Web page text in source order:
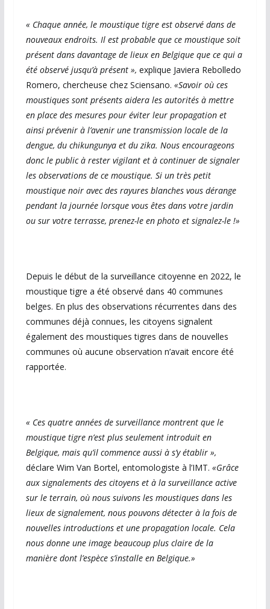
« Chaque année, le moustique tigre est observé dans de
nouveaux endroits. Il est probable que ce moustique soit
présent dans davantage de lieux en Belgique que ce qui a
été observé jusqu’à présent », explique Javiera Rebolledo
Romero, chercheuse chez Sciensano. «Savoir où ces
moustiques sont présents aidera les autorités à mettre
en place des mesures pour éviter leur propagation et
ainsi prévenir à l’avenir une transmission locale de la
dengue, du chikungunya et du zika. Nous encourageons
donc le public à rester vigilant et à continuer de signaler
les observations de ce moustique. Si un très petit
moustique noir avec des rayures blanches vous dérange
pendant la journée lorsque vous êtes dans votre jardin
ou sur votre terrasse, prenez-le en photo et signalez-le !»
Depuis le début de la surveillance citoyenne en 2022, le
moustique tigre a été observé dans 40 communes
belges. En plus des observations récurrentes dans des
communes déjà connues, les citoyens signalent
également des moustiques tigres dans de nouvelles
communes où aucune observation n’avait encore été
rapportée.
« Ces quatre années de surveillance montrent que le
moustique tigre n’est plus seulement introduit en
Belgique, mais qu’il commence aussi à s’y établir »,
déclare Wim Van Bortel, entomologiste à l’IMT. «Grâce
aux signalements des citoyens et à la surveillance active
sur le terrain, où nous suivons les moustiques dans les
lieux de signalement, nous pouvons détecter à la fois de
nouvelles introductions et une propagation locale. Cela
nous donne une image beaucoup plus claire de la
manière dont l’espèce s’installe en Belgique.»